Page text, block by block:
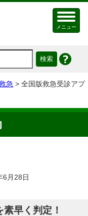
メニュー
急 > 全国版救急受診アプ
月28日
早く判定！